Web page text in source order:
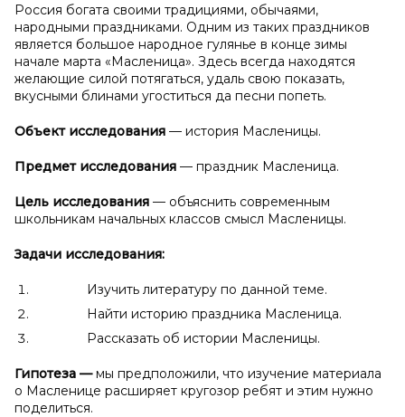
Россия богата своими традициями, обычаями,
народными праздниками. Одним из таких праздников
является большое народное гулянье в конце зимы
начале марта «Масленица». Здесь всегда находятся
желающие силой потягаться, удаль свою показать,
вкусными блинами угоститься да песни попеть.
Объект исследования — история Масленицы.
Предмет исследования — праздник Масленица.
Цель исследования — объяснить современным
школьникам начальных классов смысл Масленицы.
Задачи исследования:
Изучить литературу по данной теме.
Найти историю праздника Масленица.
Рассказать об истории Масленицы.
Гипотеза —мы предположили, что изучение материала
о Масленице расширяет кругозор ребят и этим нужно
поделиться.